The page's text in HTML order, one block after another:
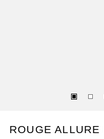
ROUGE ALLURE